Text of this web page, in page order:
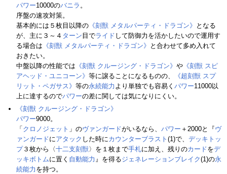
パワー10000のバニラ 。
序盤の速攻対策。
基本的には５枚目以降の 《刻獣 メタルパーティ・ドラゴン》 となる
が、主に３～４ ターン 目でライド して防御力を活かしたいので運用す
る場合は 《刻獣 メタルパーティ・ドラゴン》 と合わせて多め入れて
おきたい。
中盤以降の性能では 《刻獣 クルージング・ドラゴン》 や 《刻獣 スピ
アヘッド・ユニコーン》 等に譲ることになるものの、
《超刻獣 スプ
リット・ペガサス》 等の永続能力 より単独でも容易く パワー11000以
上に達するのでパワーの差に関しては気になりにくい。
《刻獣 クルージング・ドラゴン》
パワー9000。
「 クロノジェット 」のヴァンガードがいるなら、 パワー ＋2000と『ヴ
ァンガードにアタック した時にカウンターブラスト (1)で、 デッキトッ
プ３枚から〈十二支刻獣〉を１枚まで手札に加え、残りのカードをデ
ッキボトムに置く 自動能力 』を得るジェネレーションブレイク(1)の永
続能力 を持つ。